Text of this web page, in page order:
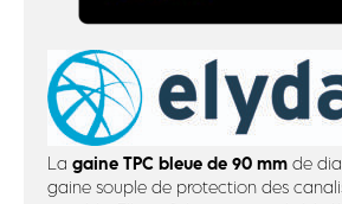
La gaine TPC bleue de 90 mm de
gaine souple de protection des